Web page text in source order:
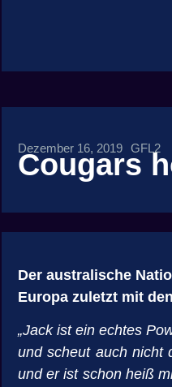
Dezember 16, 2019 GFL2
Cougars
Der australische
Europa zuletzt mit
„Jack ist ein echtes
und scheut auch nicht
und er ist schon heiß